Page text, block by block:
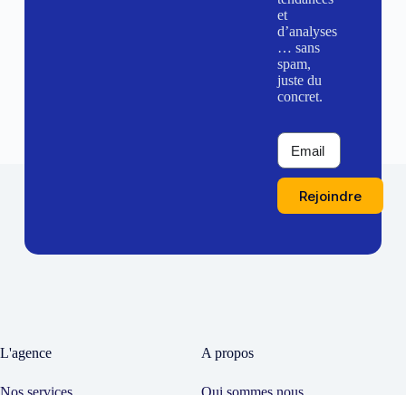
et
d’analyses
… sans
spam,
juste du
concret.
Rejoindre
L'agence A propos